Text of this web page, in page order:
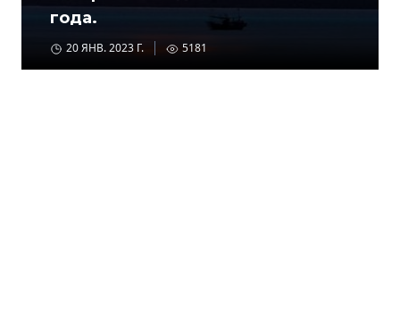
года.
20 ЯНВ. 2023 Г. 5181